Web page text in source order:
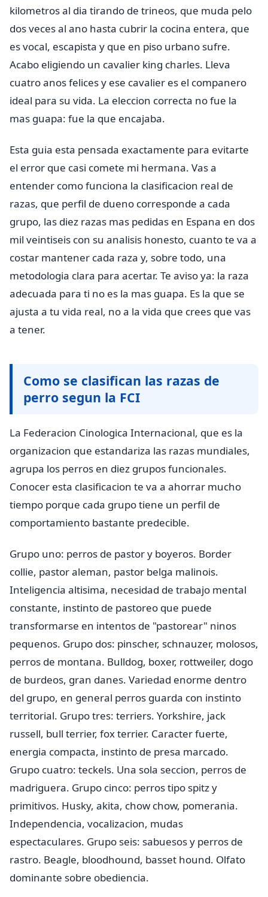
kilometros al dia tirando de trineos, que muda pelo
dos veces al ano hasta cubrir la cocina entera, que
es vocal, escapista y que en piso urbano sufre.
Acabo eligiendo un cavalier king charles. Lleva
cuatro anos felices y ese cavalier es el companero
ideal para su vida. La eleccion correcta no fue la
mas guapa: fue la que encajaba.
Esta guia esta pensada exactamente para evitarte
el error que casi comete mi hermana. Vas a
entender como funciona la clasificacion real de
razas, que perfil de dueno corresponde a cada
grupo, las diez razas mas pedidas en Espana en dos
mil veintiseis con su analisis honesto, cuanto te va a
costar mantener cada raza y, sobre todo, una
metodologia clara para acertar. Te aviso ya: la raza
adecuada para ti no es la mas guapa. Es la que se
ajusta a tu vida real, no a la vida que crees que vas
a tener.
Como se clasifican las razas de
perro segun la FCI
La Federacion Cinologica Internacional, que es la
organizacion que estandariza las razas mundiales,
agrupa los perros en diez grupos funcionales.
Conocer esta clasificacion te va a ahorrar mucho
tiempo porque cada grupo tiene un perfil de
comportamiento bastante predecible.
Grupo uno: perros de pastor y boyeros. Border
collie, pastor aleman, pastor belga malinois.
Inteligencia altisima, necesidad de trabajo mental
constante, instinto de pastoreo que puede
transformarse en intentos de "pastorear" ninos
pequenos. Grupo dos: pinscher, schnauzer, molosos,
perros de montana. Bulldog, boxer, rottweiler, dogo
de burdeos, gran danes. Variedad enorme dentro
del grupo, en general perros guarda con instinto
territorial. Grupo tres: terriers. Yorkshire, jack
russell, bull terrier, fox terrier. Caracter fuerte,
energia compacta, instinto de presa marcado.
Grupo cuatro: teckels. Una sola seccion, perros de
madriguera. Grupo cinco: perros tipo spitz y
primitivos. Husky, akita, chow chow, pomerania.
Independencia, vocalizacion, mudas
espectaculares. Grupo seis: sabuesos y perros de
rastro. Beagle, bloodhound, basset hound. Olfato
dominante sobre obediencia.